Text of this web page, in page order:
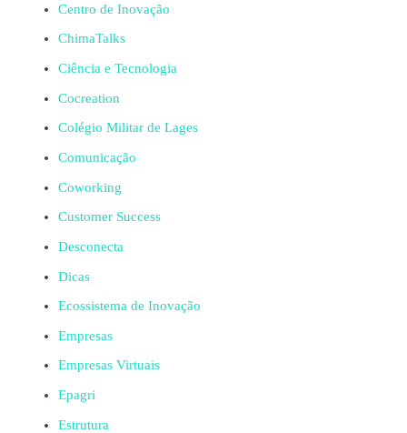
Centro de Inovação
ChimaTalks
Ciência e Tecnologia
Cocreation
Colégio Militar de Lages
Comunicação
Coworking
Customer Success
Desconecta
Dicas
Ecossistema de Inovação
Empresas
Empresas Virtuais
Epagri
Estrutura